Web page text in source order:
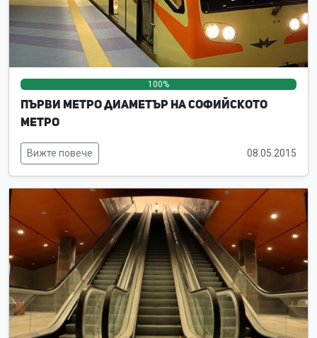
100%
Първи метро диаметър на Софийското
метро
Вижте повече 08.05.2015